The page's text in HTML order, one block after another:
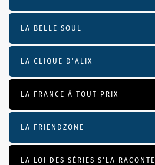
LA BELLE SOUL
LA CLIQUE D'ALIX
LA FRANCE À TOUT PRIX
LA FRIENDZONE
LA LOI DES SÉRIES S'LA RACONTE